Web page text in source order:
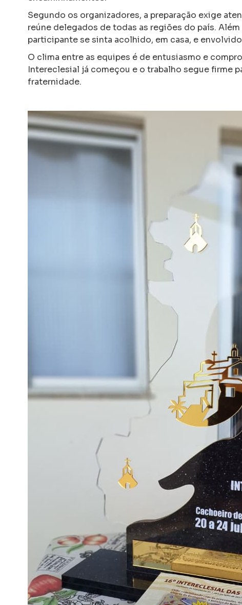
Segundo os organizadores, a preparação exige
reúne delegados de todas as regiões do país.
participante se sinta acolhido, em casa, e
O clima entre as equipes é de entusiasmo e
Intereclesial já começou e o trabalho segue firme
fraternidade.